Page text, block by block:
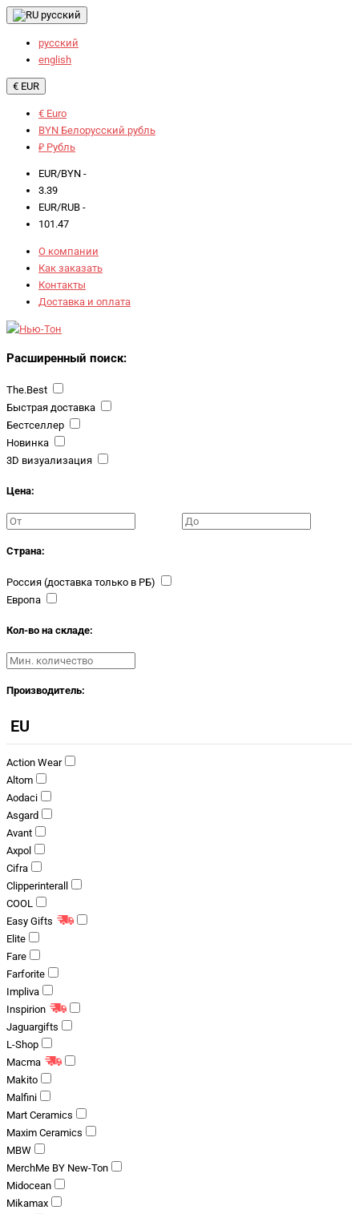
русский
русский
english
€ EUR
€ Euro
BYN Белорусский рубль
₽ Рубль
EUR/BYN -
3.39
EUR/RUB -
101.47
О компании
Как заказать
Контакты
Доставка и оплата
Расширенный поиск:
The.Best
Быстрая доставка
Бестселлер
Новинка
3D визуализация
Цена:
Страна:
Россия (доставка только в РБ)
Европа
Кол-во на складе:
Производитель:
EU
Action Wear
Altom
Aodaci
Asgard
Avant
Axpol
Cifra
Clipperinterall
COOL
Easy Gifts
Elite
Fare
Farforite
Impliva
Inspirion
Jaguargifts
L-Shop
Macma
Makito
Malfini
Mart Ceramics
Maxim Ceramics
MBW
MerchMe BY New-Ton
Midocean
Mikamax